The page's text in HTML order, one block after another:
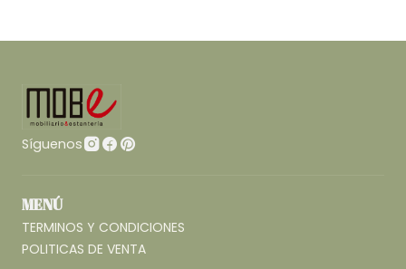
Síguenos
MENÚ
TERMINOS Y CONDICIONES
POLITICAS DE VENTA